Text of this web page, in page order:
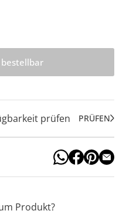
prüfen PRÜFEN
Produkt?